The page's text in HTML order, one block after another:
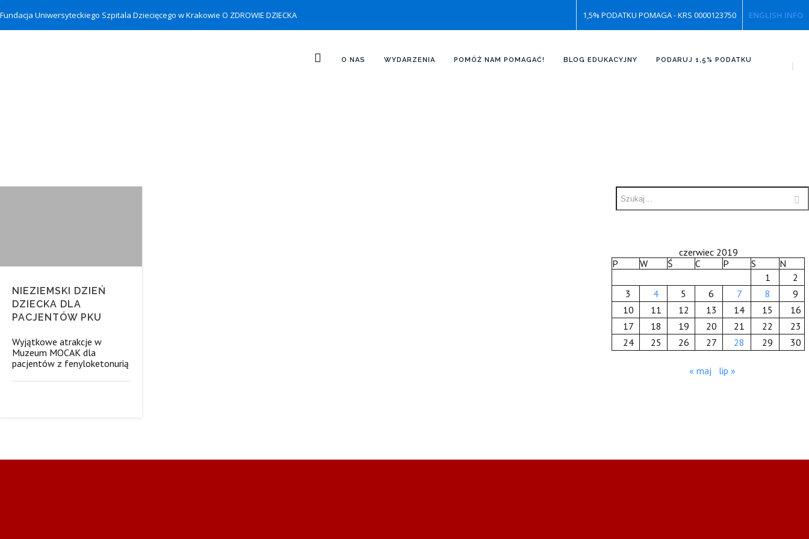
Fundacja Uniwersyteckiego Szpitala Dziecięcego w Krakowie O ZDROWIE DZIECKA 1,5% PODATKU POMAGA - KRS 0000123750 ENGLISH INFO
O NAS WYDARZENIA POMÓŻ NAM POMAGAĆ! BLOG EDUKACYJNY PODARUJ 1,5% PODATKU
NIEZIEMSKI DZIEŃ
DZIECKA DLA
PACJENTÓW PKU
Wyjątkowe atrakcje w
Muzeum MOCAK dla
pacjentów z fenyloketonurią
czerwiec 2019
P
W Ś C P S
N
1
2
3
4 5 6 7 8
9
10
11 12 13 14 15
16
17
18 19 20 21 22
23
24
25 26 27 28 29 30
« maj lip »